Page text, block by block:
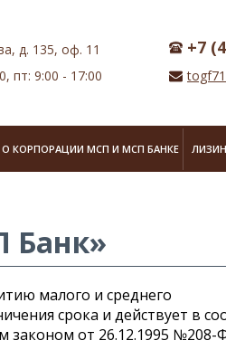
д. 135, оф. 11
пт: 9:00 - 17:00
+7
О КОРПОРАЦИИ МСП И МСП БАНКЕ
Банк»
малого и среднего
срока и действует в
законом от 26.12.1995 №208-